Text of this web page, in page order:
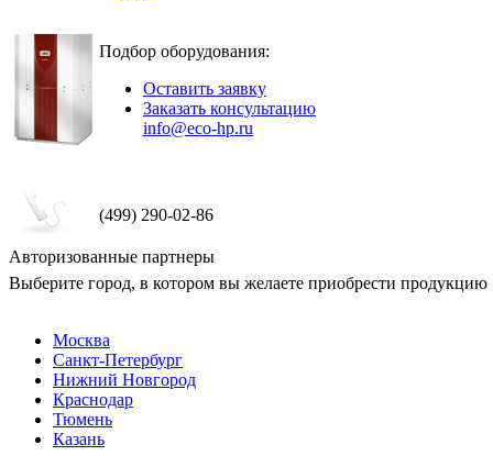
Подбор оборудования:
Оставить заявку
Заказать консультацию
info@eco-hp.ru
(499) 290-02-86
Авторизованные партнеры
Выберите город, в котором вы желаете приобрести продукцию
Москва
Санкт-Петербург
Нижний Новгород
Краснодар
Тюмень
Казань